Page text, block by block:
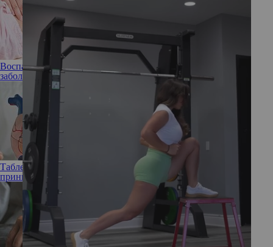
Воспаление кишечника у детей: как сегодня лечат это
заболевание
Таблетки, которых боятся: почему женщины опасаются
принимать статины